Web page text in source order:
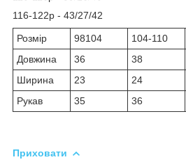
116-122р - 43/27/42
Розмір 98104 104-110
Довжина
36 38
Ширина
23 24
Рукав
35 36
Приховати